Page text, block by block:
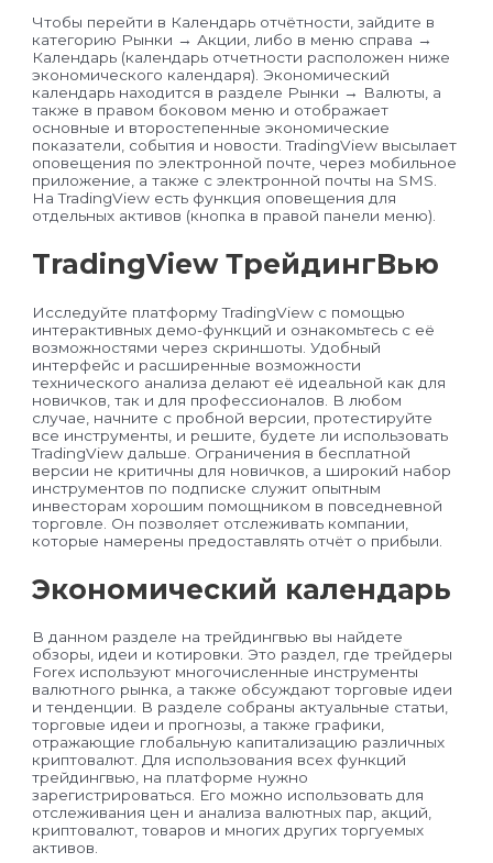
Чтобы перейти в Календарь отчётности, зайдите в
категорию Рынки → Акции, либо в меню справа →
Календарь (календарь отчетности расположен ниже
экономического календаря). Экономический
календарь находится в разделе Рынки → Валюты, а
также в правом боковом меню и отображает
основные и второстепенные экономические
показатели, события и новости. TradingView высылает
оповещения по электронной почте, через мобильное
приложение, а также с электронной почты на SMS.
На TradingView есть функция оповещения для
отдельных активов (кнопка в правой панели меню).
TradingView ТрейдингВью
Исследуйте платформу TradingView с помощью
интерактивных демо-функций и ознакомьтесь с её
возможностями через скриншоты. Удобный
интерфейс и расширенные возможности
технического анализа делают её идеальной как для
новичков, так и для профессионалов. В любом
случае, начните с пробной версии, протестируйте
все инструменты, и решите, будете ли использовать
TradingView дальше. Ограничения в бесплатной
версии не критичны для новичков, а широкий набор
инструментов по подписке служит опытным
инвесторам хорошим помощником в повседневной
торговле. Он позволяет отслеживать компании,
которые намерены предоставлять отчёт о прибыли.
Экономический календарь
В данном разделе на трейдингвью вы найдете
обзоры, идеи и котировки. Это раздел, где трейдеры
Forex используют многочисленные инструменты
валютного рынка, а также обсуждают торговые идеи
и тенденции. В разделе собраны актуальные статьи,
торговые идеи и прогнозы, а также графики,
отражающие глобальную капитализацию различных
криптовалют. Для использования всех функций
трейдингвью, на платформе нужно
зарегистрироваться. Его можно использовать для
отслеживания цен и анализа валютных пар, акций,
криптовалют, товаров и многих других торгуемых
активов.